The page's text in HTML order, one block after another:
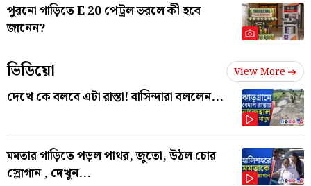
পুরনো গাড়িতে E 20 পেট্রল ভরলে কী হবে
জানেন?
ভিডিয়ো View More
দেখে কে বলবে এটা রাস্তা! বাসিন্দারা বললেন...
মমতার গাড়িতে পড়ল পাথর, জুতো, উঠল চোর
স্লোগান , দেখুন...